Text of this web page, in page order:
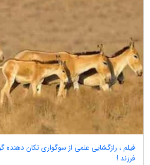
فیلم ، رازگشایی علمی از سوگواری تکان دهنده
فرزند !